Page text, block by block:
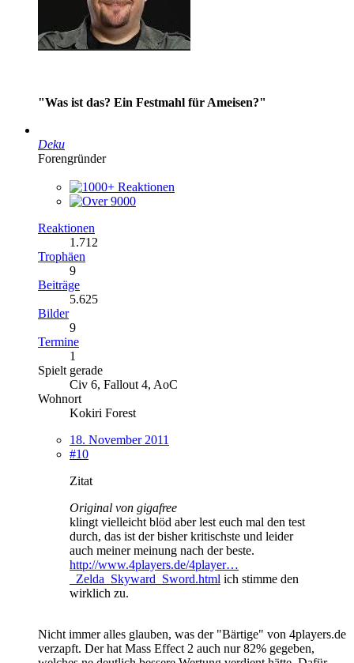
"Was ist das? Ein Festmahl für Ameisen?"
Deku
Forengründer
Reaktionen
1.712
Trophäen
9
Beiträge
5.625
Bilder
9
Termine
1
Spielt gerade
Civ 6, Fallout 4, AoC
Wohnort
Kokiri Forest
18. November 2011
#10
Zitat
Original von gigafree
klingt vielleicht blöd aber lest euch mal den test
durch, das ist der bisher kritischste und leider
auch meiner meinung nach der beste.
http://www.4players.de/4player…
_Zelda_Skyward_Sword.html ich stimme den
wirklich zu.
Nicht immer alles glauben, was der "Bärtige" von 4players.de
verzapft. Der hat Mass Effect 2 auch nur 82% gegeben,